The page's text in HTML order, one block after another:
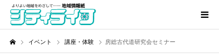
イベント 講座・体験 房総古代道研究会セミナー